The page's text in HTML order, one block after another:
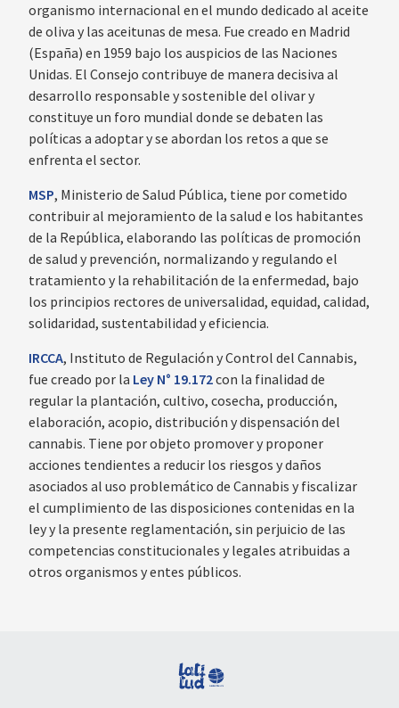
organismo internacional en el mundo dedicado al aceite
de oliva y las aceitunas de mesa. Fue creado en Madrid
(España) en 1959 bajo los auspicios de las Naciones
Unidas. El Consejo contribuye de manera decisiva al
desarrollo responsable y sostenible del olivar y
constituye un foro mundial donde se debaten las
políticas a adoptar y se abordan los retos a que se
enfrenta el sector.
MSP, Ministerio de Salud Pública, tiene por cometido
contribuir al mejoramiento de la salud e los habitantes
de la República, elaborando las políticas de promoción
de salud y prevención, normalizando y regulando el
tratamiento y la rehabilitación de la enfermedad, bajo
los principios rectores de universalidad, equidad, calidad,
solidaridad, sustentabilidad y eficiencia.
IRCCA, Instituto de Regulación y Control del Cannabis,
fue creado por la Ley N° 19.172con la finalidad de
regular la plantación, cultivo, cosecha, producción,
elaboración, acopio, distribución y dispensación del
cannabis. Tiene por objeto promover y proponer
acciones tendientes a reducir los riesgos y daños
asociados al uso problemático de Cannabis y fiscalizar
el cumplimiento de las disposiciones contenidas en la
ley y la presente reglamentación, sin perjuicio de las
competencias constitucionales y legales atribuidas a
otros organismos y entes públicos.